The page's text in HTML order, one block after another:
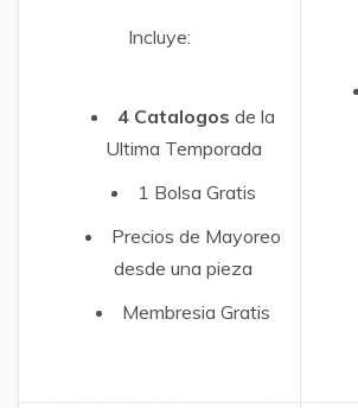
Incluye:
4 Catalogos de la
Ultima Temporada
1 Bolsa Gratis
Precios de Mayoreo
desde una pieza
Membresia Gratis